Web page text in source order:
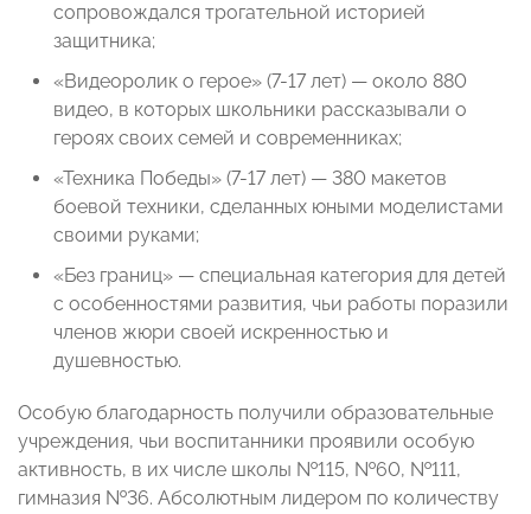
сопровождался трогательной историей
защитника;
«Видеоролик о герое» (7-17 лет) — около 880
видео, в которых школьники рассказывали о
героях своих семей и современниках;
«Техника Победы» (7-17 лет) — 380 макетов
боевой техники, сделанных юными моделистами
своими руками;
«Без границ» — специальная категория для детей
с особенностями развития, чьи работы поразили
членов жюри своей искренностью и
душевностью.
Особую благодарность получили образовательные
учреждения, чьи воспитанники проявили особую
активность, в их числе школы №115, №60, №111,
гимназия №36. Абсолютным лидером по количеству